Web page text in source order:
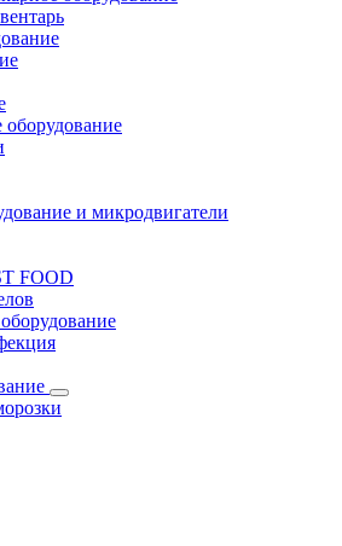
оборудование
и микродвигатели
FOOD